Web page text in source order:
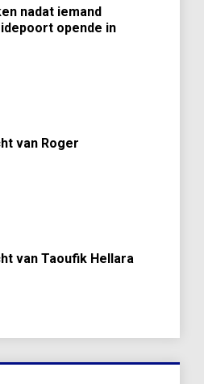
nadat iemand
opende in
van Roger
van Taoufik Hellara